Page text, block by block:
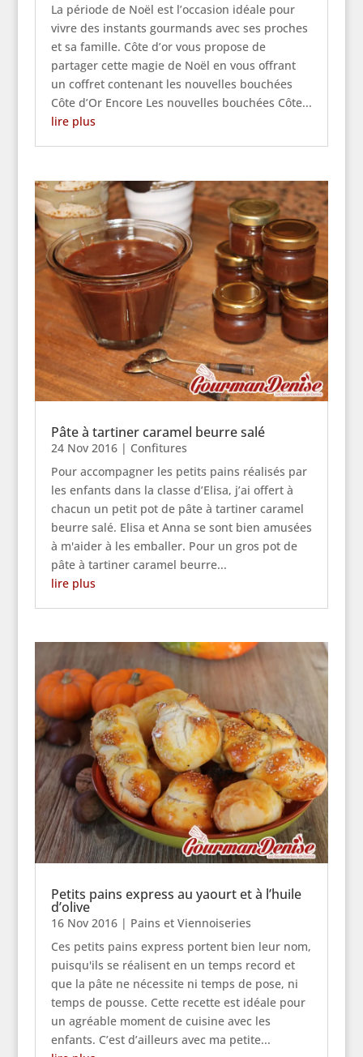
La période de Noël est l’occasion idéale pour
vivre des instants gourmands avec ses proches
et sa famille. Côte d’or vous propose de
partager cette magie de Noël en vous offrant
un coffret contenant les nouvelles bouchées
Côte d’Or Encore Les nouvelles bouchées Côte...
lire plus
Pâte à tartiner caramel beurre salé
24 Nov 2016| Confitures
Pour accompagner les petits pains réalisés par
les enfants dans la classe d’Elisa, j’ai offert à
chacun un petit pot de pâte à tartiner caramel
beurre salé. Elisa et Anna se sont bien amusées
à m'aider à les emballer. Pour un gros pot de
pâte à tartiner caramel beurre...
lire plus
Petits pains express au yaourt et à l’huile
d’olive
16 Nov 2016| Pains et Viennoiseries
Ces petits pains express portent bien leur nom,
puisqu'ils se réalisent en un temps record et
que la pâte ne nécessite ni temps de pose, ni
temps de pousse. Cette recette est idéale pour
un agréable moment de cuisine avec les
enfants. C’est d’ailleurs avec ma petite...